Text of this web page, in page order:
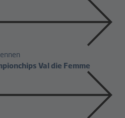
Val die Femme